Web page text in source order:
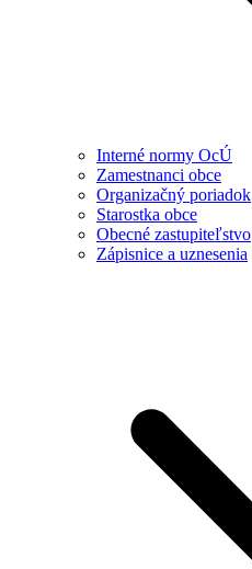
Interné normy OcÚ
Zamestnanci obce
Organizačný poriadok
Starostka obce
Obecné zastupiteľstvo
Zápisnice a uznesenia